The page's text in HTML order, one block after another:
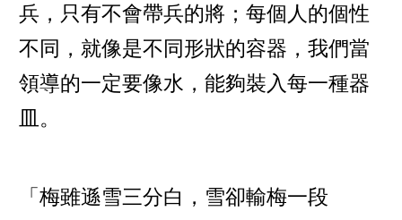
兵，只有不會帶兵的將；每個人的個性
不同，就像是不同形狀的容器，我們當
領導的一定要像水，能夠裝入每一種器
皿。
「梅雖遜雪三分白，雪卻輸梅一段